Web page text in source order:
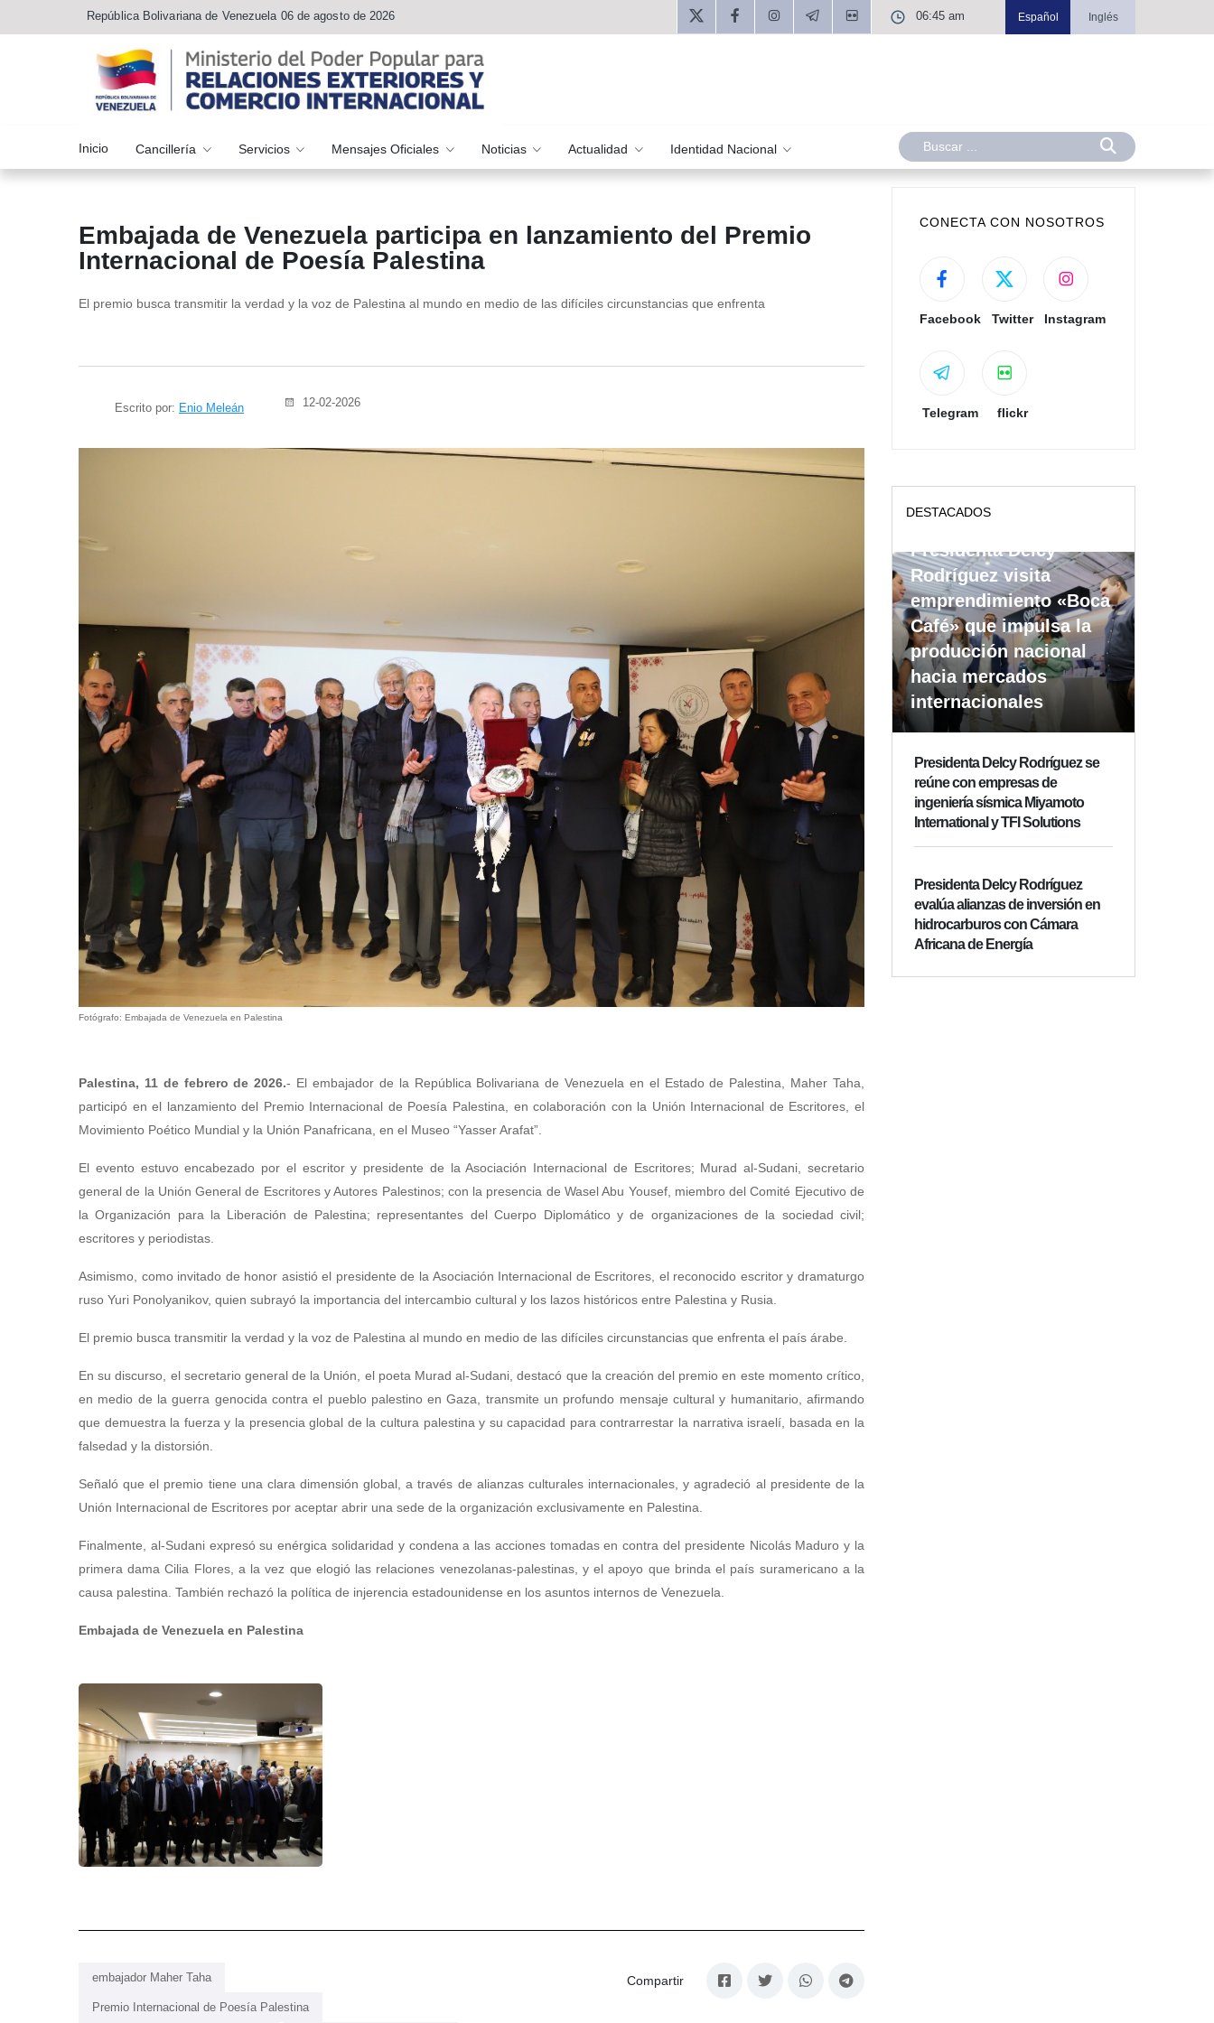
República Bolivariana de Venezuela 06 de agosto de 2026 06:45 am Español Inglés
Inicio Cancillería Servicios Mensajes Oficiales Noticias Actualidad Identidad Nacional
Embajada de Venezuela participa en lanzamiento del Premio
Internacional de Poesía Palestina
El premio busca transmitir la verdad y la voz de Palestina al mundo en medio de las difíciles circunstancias que enfrenta
Escrito por: Enio Meleán 12-02-2026
Fotógrafo: Embajada de Venezuela en Palestina
Palestina, 11 de febrero de 2026.- El embajador de la República Bolivariana de Venezuela en el Estado de Palestina, Maher Taha,
participó en el lanzamiento del Premio Internacional de Poesía Palestina, en colaboración con la Unión Internacional de Escritores, el
Movimiento Poético Mundial y la Unión Panafricana, en el Museo “Yasser Arafat”.
El evento estuvo encabezado por el escritor y presidente de la Asociación Internacional de Escritores; Murad al-Sudani, secretario
general de la Unión General de Escritores y Autores Palestinos; con la presencia de Wasel Abu Yousef, miembro del Comité Ejecutivo de
la Organización para la Liberación de Palestina; representantes del Cuerpo Diplomático y de organizaciones de la sociedad civil;
escritores y periodistas.
Asimismo, como invitado de honor asistió el presidente de la Asociación Internacional de Escritores, el reconocido escritor y dramaturgo
ruso Yuri Ponolyanikov, quien subrayó la importancia del intercambio cultural y los lazos históricos entre Palestina y Rusia.
El premio busca transmitir la verdad y la voz de Palestina al mundo en medio de las difíciles circunstancias que enfrenta el país árabe.
En su discurso, el secretario general de la Unión, el poeta Murad al-Sudani, destacó que la creación del premio en este momento crítico,
en medio de la guerra genocida contra el pueblo palestino en Gaza, transmite un profundo mensaje cultural y humanitario, afirmando
que demuestra la fuerza y la presencia global de la cultura palestina y su capacidad para contrarrestar la narrativa israelí, basada en la
falsedad y la distorsión.
Señaló que el premio tiene una clara dimensión global, a través de alianzas culturales internacionales, y agradeció al presidente de la
Unión Internacional de Escritores por aceptar abrir una sede de la organización exclusivamente en Palestina.
Finalmente, al-Sudani expresó su enérgica solidaridad y condena a las acciones tomadas en contra del presidente Nicolás Maduro y la
primera dama Cilia Flores, a la vez que elogió las relaciones venezolanas-palestinas, y el apoyo que brinda el país suramericano a la
causa palestina. También rechazó la política de injerencia estadounidense en los asuntos internos de Venezuela.
Embajada de Venezuela en Palestina
embajador Maher Taha
Premio Internacional de Poesía Palestina
Compartir
CONECTA CON NOSOTROS
Facebook Twitter Instagram
Telegram flickr
DESTACADOS
Presidenta Delcy
Rodríguez visita
emprendimiento «Boca
Café» que impulsa la
producción nacional
hacia mercados
internacionales
Presidenta Delcy Rodríguez se
reúne con empresas de
ingeniería sísmica Miyamoto
International y TFI Solutions
Presidenta Delcy Rodríguez
evalúa alianzas de inversión en
hidrocarburos con Cámara
Africana de Energía